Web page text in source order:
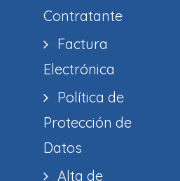
Contratante
Factura
Electrónica
Política de
Protección de
Datos
Alta de